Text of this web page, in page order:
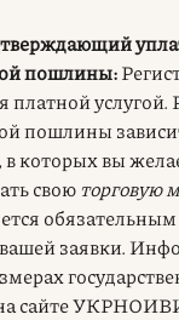
пошлины:
платной услугой.
пошлины
которых вы
свою торговую
обязательным
заявки.
сайте